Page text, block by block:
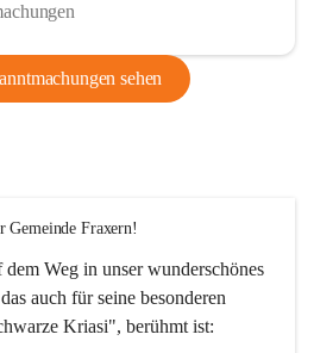
sehen
Fraxern!
Weg in unser wunderschönes
auch für seine besonderen
Kriasi", berühmt ist: